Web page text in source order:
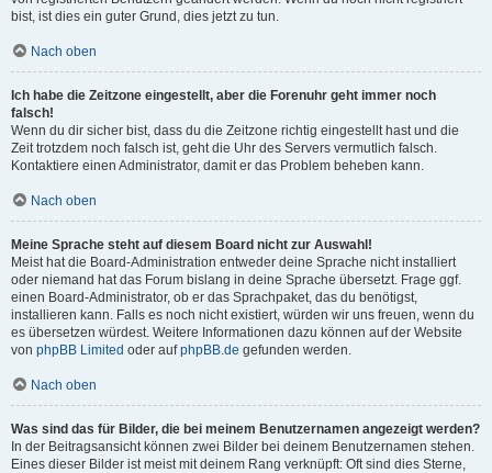
bist, ist dies ein guter Grund, dies jetzt zu tun.
Nach oben
Ich habe die Zeitzone eingestellt, aber die Forenuhr geht immer noch
falsch!
Wenn du dir sicher bist, dass du die Zeitzone richtig eingestellt hast und die
Zeit trotzdem noch falsch ist, geht die Uhr des Servers vermutlich falsch.
Kontaktiere einen Administrator, damit er das Problem beheben kann.
Nach oben
Meine Sprache steht auf diesem Board nicht zur Auswahl!
Meist hat die Board-Administration entweder deine Sprache nicht installiert
oder niemand hat das Forum bislang in deine Sprache übersetzt. Frage ggf.
einen Board-Administrator, ob er das Sprachpaket, das du benötigst,
installieren kann. Falls es noch nicht existiert, würden wir uns freuen, wenn du
es übersetzen würdest. Weitere Informationen dazu können auf der Website
von phpBB Limited oder aufphpBB.de gefunden werden.
Nach oben
Was sind das für Bilder, die bei meinem Benutzernamen angezeigt werden?
In der Beitragsansicht können zwei Bilder bei deinem Benutzernamen stehen.
Eines dieser Bilder ist meist mit deinem Rang verknüpft: Oft sind dies Sterne,